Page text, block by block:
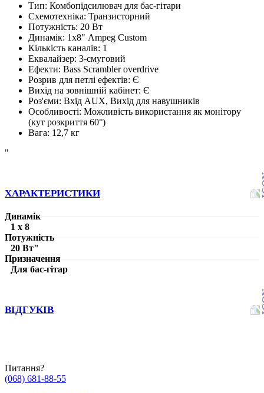
Тип: Комбопідсилювач для бас-гітари
Схемотехніка: Транзисторний
Потужність: 20 Вт
Динамік: 1х8" Ampeg Custom
Кількість каналів: 1
Еквалайзер: 3-смуговий
Ефекти: Bass Scrambler overdrive
Розрив для петлі ефектів: Є
Вихід на зовнішній кабінет: Є
Роз'єми: Вхід AUX, Вихід для навушників
Особливості: Можливість використання як монітору
(кут розкриття 60°)
Вага: 12,7 кг
"
ХАРАКТЕРИСТИКИ
Динамік
1 х 8
Потужність
20 Вт"
Призначення
Для бас-гітар
ВІДГУКІВ
Питання?
(068) 681-88-55